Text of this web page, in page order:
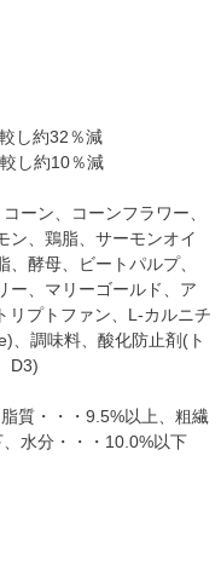
し約32％減
し約10％減
ーン、コーンフラワー、
ン、鶏脂、サーモンオイ
酵母、ビートパルプ、
ー、マリーゴールド、ア
リプトファン、L-カルニチ
、調味料、酸化防止剤(ト
D3)
質・・・9.5%以上、粗繊
水分・・・10.0%以下